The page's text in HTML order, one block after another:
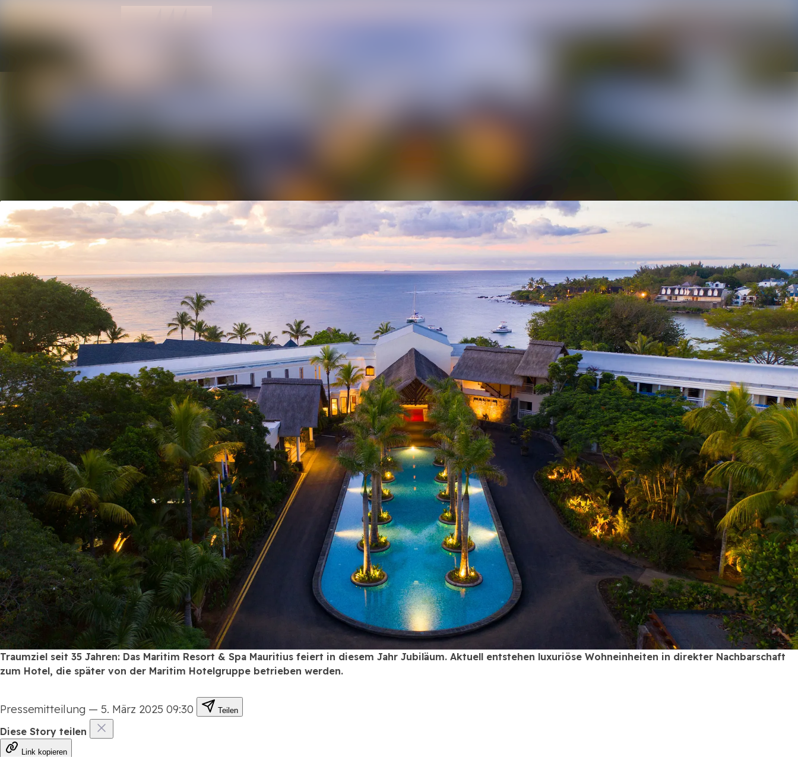
Mediengalerie
Traumziel seit 35 Jahren: Das Maritim Resort & Spa Mauritius feiert in diesem Jahr Jubiläum. Aktuell entstehen luxuriöse Wohneinheiten in direkter Nachbarschaft
zum Hotel, die später von der Maritim Hotelgruppe betrieben werden.
Pressemitteilung — 5. März 2025 09:30 Teilen
Diese Story teilen
Link kopieren